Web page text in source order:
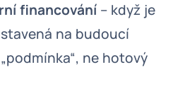
financování – když je
na budoucí
ne hotový